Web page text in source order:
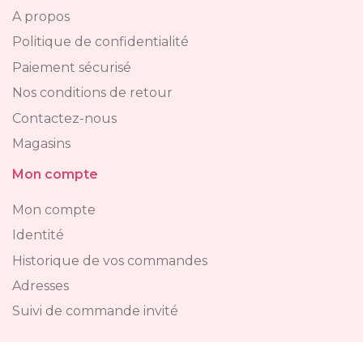
A propos
Politique de confidentialité
Paiement sécurisé
Nos conditions de retour
Contactez-nous
Magasins
Mon compte
Mon compte
Identité
Historique de vos commandes
Adresses
Suivi de commande invité